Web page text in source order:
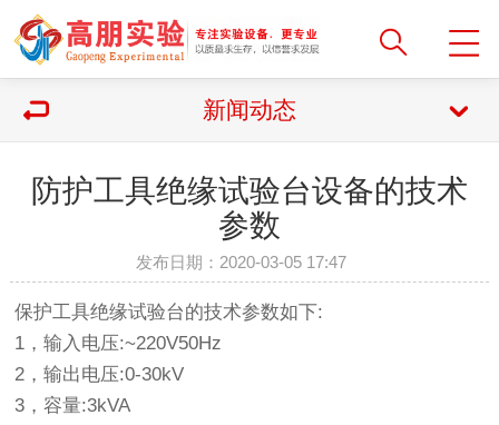
新闻动态
防护工具绝缘试验台设备的技术
参数
发布日期：2020-03-05 17:47
保护工具绝缘试验台的技术参数如下:
1，输入电压:~220V50Hz
2，输出电压:0-30kV
3，容量:3kVA